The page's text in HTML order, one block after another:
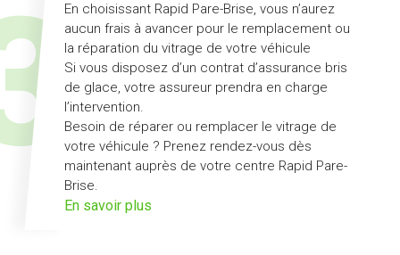
En choisissant Rapid Pare-Brise, vous n’aurez
aucun frais à avancer pour le remplacement ou
la réparation du vitrage de votre véhicule
Si vous disposez d’un contrat d’assurance bris
de glace, votre assureur prendra en charge
l’intervention.
Besoin de réparer ou remplacer le vitrage de
votre véhicule ? Prenez rendez-vous dès
maintenant auprès de votre centre Rapid Pare-
Brise.
En savoir plus